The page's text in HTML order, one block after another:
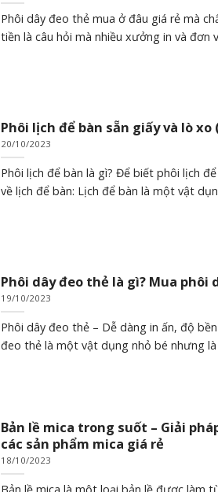
Phôi dây đeo thẻ mua ở đâu giá rẻ mà
tiền là câu hỏi mà nhiều xưởng in và đơn
Phôi lịch để bàn sẵn giấy và lò
20/10/2023
Phôi lịch để bàn là gì? Để biết phôi lịch
về lịch để bàn: Lịch để bàn là một vật
Phôi dây đeo thẻ là gì? Mua phôi
19/10/2023
Phôi dây đeo thẻ – Dễ dàng in ấn, độ
đeo thẻ là một vật dụng nhỏ bé nhưng là
Bản lề mica trong suốt – Giải
các sản phẩm mica giá rẻ
18/10/2023